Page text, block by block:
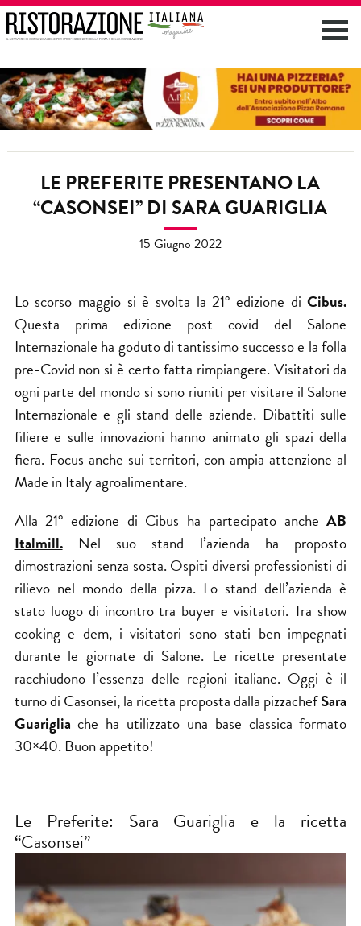
LE PREFERITE PRESENTANO LA
“CASONSEI” DI SARA GUARIGLIA
15 Giugno 2022
Lo scorso maggio si è svolta la21° edizione diCibus.
Questa prima edizione post covid del Salone
Internazionale ha goduto di tantissimo successo e la folla
pre-Covid non si è certo fatta rimpiangere. Visitatori da
ogni parte del mondo si sono riuniti per visitare il Salone
Internazionale e gli stand delle aziende. Dibattiti sulle
filiere e sulle innovazioni hanno animato gli spazi della
fiera. Focus anche sui territori, con ampia attenzione al
Made in Italy agroalimentare.
Alla 21° edizione di Cibus ha partecipato ancheAB
Italmill.Nel suo stand l’azienda ha proposto
dimostrazioni senza sosta. Ospiti diversi professionisti di
rilievo nel mondo della pizza. Lo stand dell’azienda è
stato luogo di incontro tra buyer e visitatori. Tra show
cooking e dem, i visitatori sono stati ben impegnati
durante le giornate di Salone. Le ricette presentate
racchiudono l’essenza delle regioni italiane. Oggi è il
turno di Casonsei, la ricetta proposta dalla pizzachefSara
Guarigliache ha utilizzato una base classica formato
30×40. Buon appetito!
Le Preferite: Sara Guariglia e la ricetta
“Casonsei”